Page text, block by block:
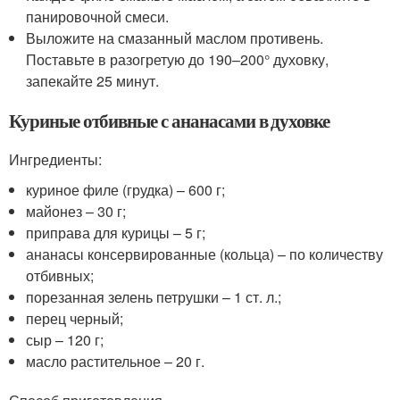
панировочной смеси.
Выложите на смазанный маслом противень.
Поставьте в разогретую до 190–200° духовку,
запекайте 25 минут.
Куриные отбивные с ананасами в духовке
Ингредиенты:
куриное филе (грудка) – 600 г;
майонез – 30 г;
приправа для курицы – 5 г;
ананасы консервированные (кольца) – по количеству
отбивных;
порезанная зелень петрушки – 1 ст. л.;
перец черный;
сыр – 120 г;
масло растительное – 20 г.